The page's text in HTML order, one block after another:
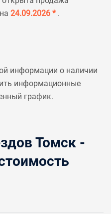
24.09.2026 * .
информации о наличии
информационные
график.
Томск -